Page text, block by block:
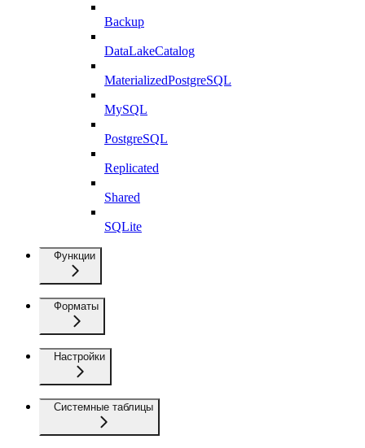
Backup
DataLakeCatalog
MaterializedPostgreSQL
MySQL
PostgreSQL
Replicated
Shared
SQLite
Функции
Форматы
Настройки
Системные таблицы